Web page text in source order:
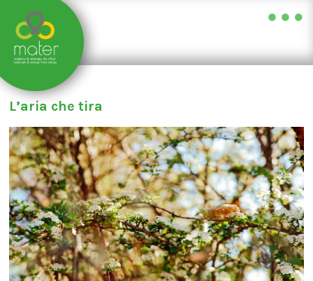
Skip
content
L’aria che tira